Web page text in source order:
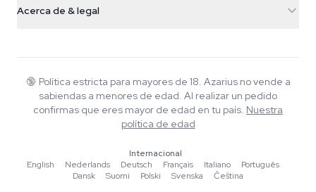
+31(0)204897914
Smokeshop
Política de devolución
Preguntas frecuentes
Política de privacidad
Acerca de & legal
Wiki
Blog
Música
Herramientas y Calculadoras
🔞 Política estricta para mayores de 18. Azarius no vende a
sabiendas a menores de edad. Al realizar un pedido
confirmas que eres mayor de edad en tu país. Nuestra
política de edad
Internacional
English
·Nederlands ·Deutsch ·Français ·Italiano ·Português
·
Dansk
·Suomi ·Polski ·Svenska ·Čeština